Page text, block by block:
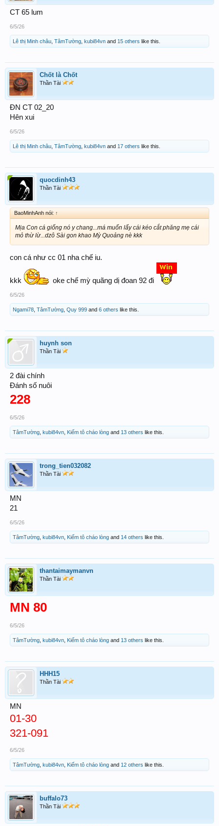
CT 65 lum
6/5/26
Lê thị Minh châu TâmTường kubi84vn and 15 others like this.
Chốt là Chốt
Thần Tài
ĐN CT 02_20
Hên xui
6/5/26
Lê thị Minh châu TâmTường kubi84vn and 17 others like this.
quocdinh43
Thần Tài
BaoMinhAnh nói: ↑
Mịa Con cá giống nó y chang...má muốn lấy cái kéo cắt phăng mẹ cái
mỏ thừ lừ...dzô Sài gon khao Mỳ Quoảng nè kkk
con cá như cc 01 nha chế iu.
kkk oke chế mỳ quãng dị đoan 92 đi
6/5/26
Ngami78 TâmTường Quy 999 and 6 others like this.
huynh son
Thần Tài
2 đài chính
Đánh số nuôi
228
6/5/26
TâmTường kubi84vn Kiếm tô cháo lòng and 13 others like this.
trong_tien032082
Thần Tài
MN
21
6/5/26
TâmTường kubi84vn Kiếm tô cháo lòng and 14 others like this.
thantaimaymanvn
Thần Tài
MN 80
6/5/26
TâmTường kubi84vn Kiếm tô cháo lòng and 13 others like this.
HHH15
Thần Tài
MN
01-30
321-091
6/5/26
TâmTường kubi84vn Kiếm tô cháo lòng and 12 others like this.
buffalo73
Thần Tài